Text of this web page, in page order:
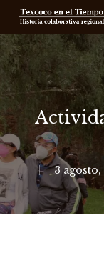
Skip
main
content
3 agosto,